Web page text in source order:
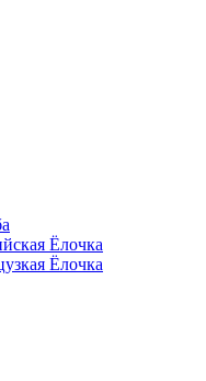
Ёлочка
Ёлочка